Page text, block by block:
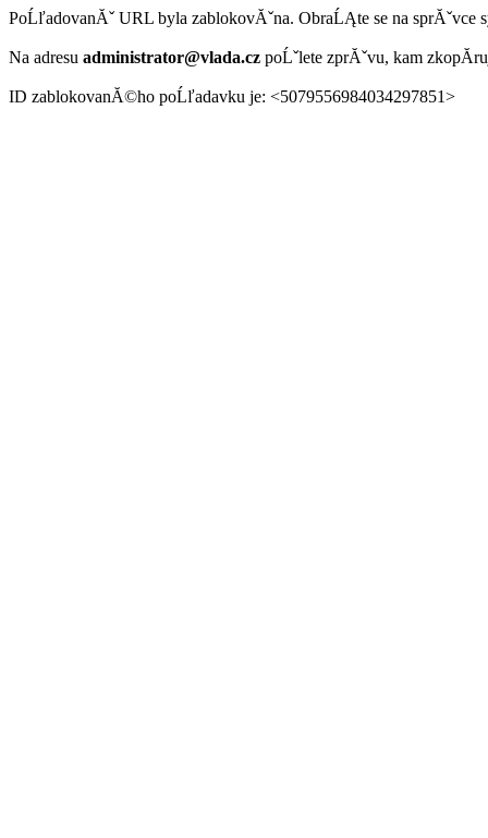
PoĹľadovanĂˇ URL byla zablokovĂˇna. ObraĹĄte se na sprĂˇvce
Na adresu administrator@vlada.cz poĹˇlete zprĂˇvu, kam
ID zablokovanĂ©ho poĹľadavku je: <5079556984034297851>